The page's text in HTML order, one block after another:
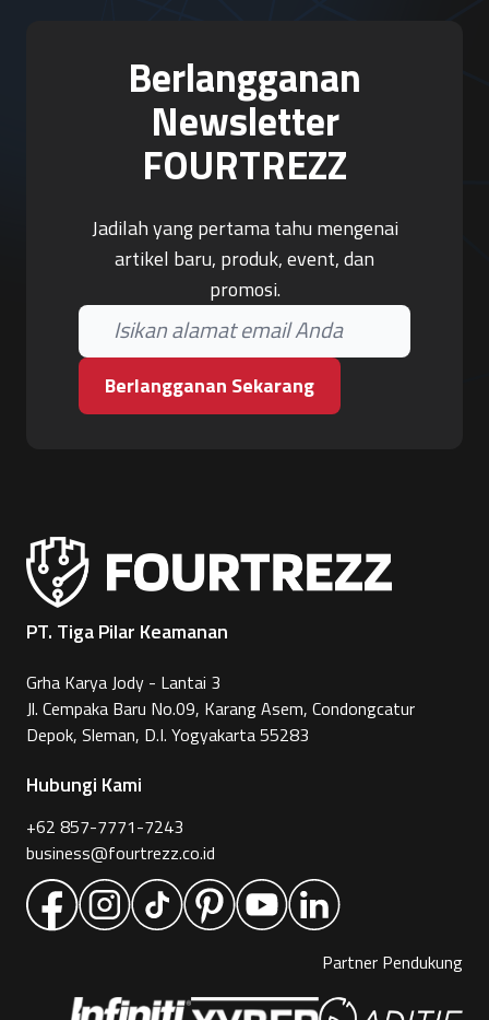
Berlangganan
Newsletter
FOURTREZZ
Jadilah yang pertama tahu mengenai
artikel baru, produk, event, dan
promosi.
Berlangganan Sekarang
PT. Tiga Pilar Keamanan
Grha Karya Jody - Lantai 3
Jl. Cempaka Baru No.09, Karang Asem, Condongcatur
Depok, Sleman, D.I. Yogyakarta 55283
Hubungi Kami
+62 857-7771-7243
business@fourtrezz.co.id
Partner Pendukung